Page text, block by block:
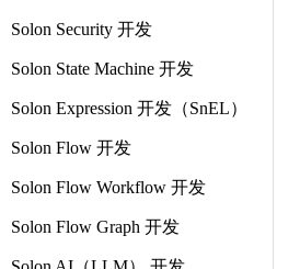
Solon Security 开发
Solon State Machine 开发
Solon Expression 开发（SnEL）
Solon Flow 开发
Solon Flow Workflow 开发
Solon Flow Graph 开发